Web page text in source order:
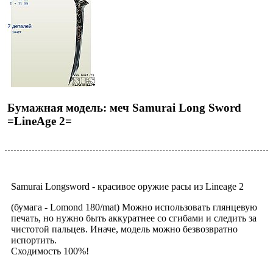
Бумажная модель: меч Samurai Long Sword
=LineAge 2=
Samurai Longsword - красивое оружие расы из Lineage 2
(бумага - Lomond 180/mat) Можно использовать глянцевую
печать, но нужно быть аккуратнее со сгибами и следить за
чистотой пальцев. Иначе, модель можно безвозвратно
испортить.
Сходимость 100%!